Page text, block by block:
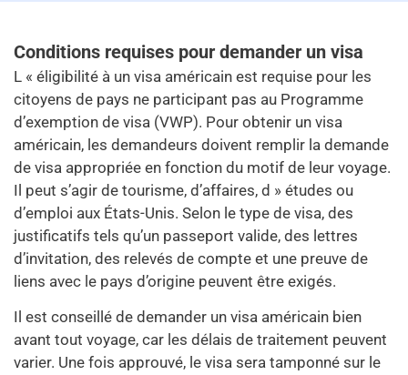
Conditions requises pour demander un visa
L « éligibilité à un visa américain est requise pour les
citoyens de pays ne participant pas au Programme
d’exemption de visa (VWP). Pour obtenir un visa
américain, les demandeurs doivent remplir la demande
de visa appropriée en fonction du motif de leur voyage.
Il peut s’agir de tourisme, d’affaires, d » études ou
d’emploi aux États-Unis. Selon le type de visa, des
justificatifs tels qu’un passeport valide, des lettres
d’invitation, des relevés de compte et une preuve de
liens avec le pays d’origine peuvent être exigés.
Il est conseillé de demander un visa américain bien
avant tout voyage, car les délais de traitement peuvent
varier. Une fois approuvé, le visa sera tamponné sur le